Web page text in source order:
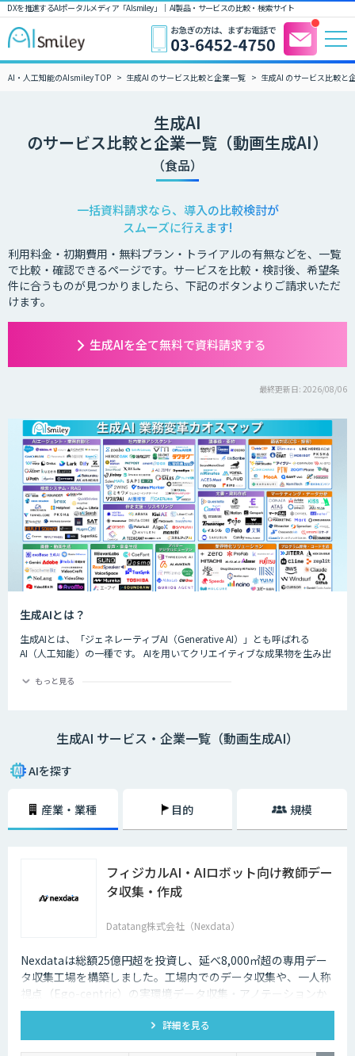
DXを推進するAIポータルメディア「AIsmiley」｜ AI製品・サービスの比較・検索サイト
AI・人工知能のAIsmiley TOP 生成AI のサービス比較と企業一覧 生成AI のサービス比較と
生成AI
のサービス比較と企業一覧（動画生成AI）
（食品）
一括資料請求なら、導入の比較検討が
スムーズに行えます!
利用料金・初期費用・無料プラン・トライアルの有無などを、一覧
で比較・確認できるページです。サービスを比較・検討後、希望条
件に合うものが見つかりましたら、下記のボタンよりご請求いただ
けます。
生成AIを全て無料で資料請求する
最終更新日: 2026/08/06
生成AIとは？
生成AIとは、「ジェネレーティブAI（Generative AI）」とも呼ばれる
AI（人工知能）の一種です。 AIを用いてクリエイティブな成果物を生み出
グラムのコード、文章など多岐にわたります。
もっと見る
生成AI サービス・企業一覧（動画生成AI）
AIを探す
産業・業種 目的 規模
フィジカルAI・AIロボット向け教師デー
タ収集・作成
Datatang株式会社（Nexdata）
Nexdataは総額25億円超を投資し、延べ8,000㎡超の専用デー
タ収集工場を構築しました。工場内でのデータ収集や、一人称
視点（Ego-centric）の実環境データ収集・アノテーションか
ら、環境認識・意思決定・動作制御に対応した既製データセッ
トまで、フィジカルAI開発を加速させる包括的なデータソリュ
ーションを提供いたします。
詳細を見る